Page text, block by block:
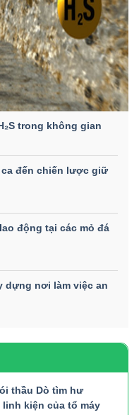
trong không gian
đến chiến lược giữ
động tại các mỏ đá
dựng nơi làm việc an
thầu Dò tìm hư
kiện của tổ máy